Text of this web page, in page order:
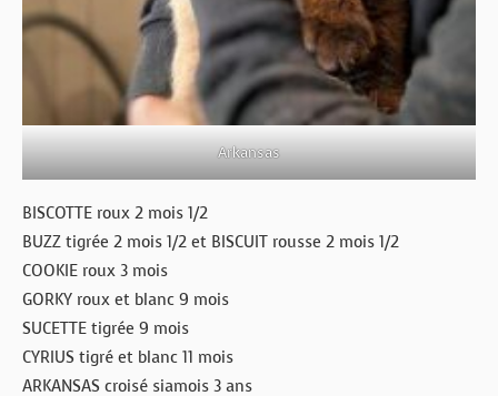
Arkansas
BISCOTTE roux 2 mois 1/2
BUZZ tigrée 2 mois 1/2 et BISCUIT rousse 2 mois 1/2
COOKIE roux 3 mois
GORKY roux et blanc 9 mois
SUCETTE tigrée 9 mois
CYRIUS tigré et blanc 11 mois
ARKANSAS croisé siamois 3 ans